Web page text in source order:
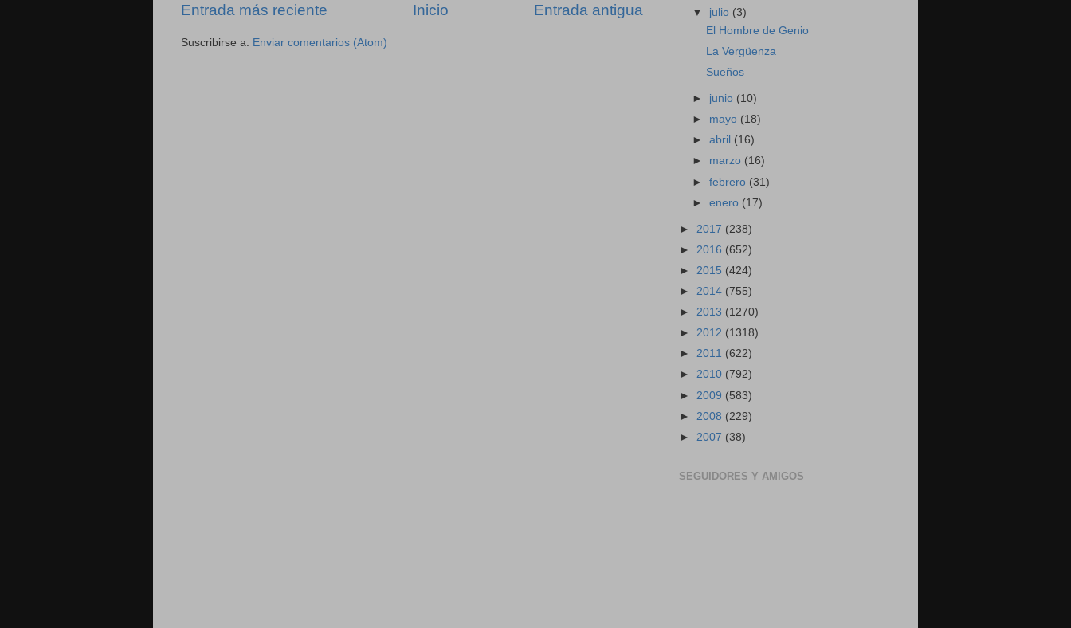
Entrada más reciente Entrada antigua
Inicio
Suscribirse a: Enviar comentarios (Atom)
▼ julio (3)
El Hombre de Genio
La Vergüenza
Sueños
► junio (10)
► mayo (18)
►abril (16)
► marzo (16)
►febrero (31)
►enero (17)
► 2017 (238)
► 2016 (652)
► 2015 (424)
► 2014 (755)
► 2013 (1270)
► 2012 (1318)
► 2011 (622)
► 2010 (792)
► 2009 (583)
► 2008 (229)
► 2007 (38)
SEGUIDORES Y AMIGOS